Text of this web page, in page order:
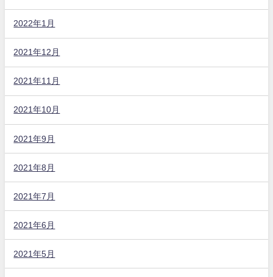
2022年1月
2021年12月
2021年11月
2021年10月
2021年9月
2021年8月
2021年7月
2021年6月
2021年5月